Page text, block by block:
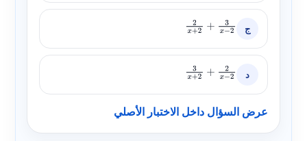
ج 2x+2 +3 x−2
د 3x+2 +2 x−2
عرض السؤال داخل الاختبار الأصلي